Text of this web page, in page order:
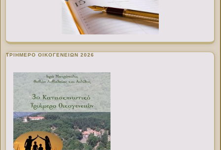
ΤΡΙΗΜΕΡΟ ΟΙΚΟΓΕΝΕΙΩΝ 2026